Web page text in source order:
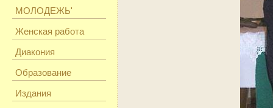
МОЛОДЕЖЬ'
Женская работа
Диакония
Образование
Издания